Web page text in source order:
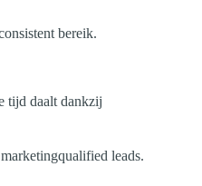
bereik.
tijd daalt dankzij
leads.